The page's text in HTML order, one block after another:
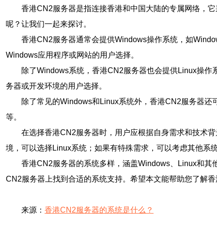
香港CN2服务器是指连接香港和中国大陆的专属网络，
呢？让我们一起来探讨。
香港CN2服务器通常会提供Windows操作系统，如
Windows应用程序或网站的用户选择。
除了Windows系统，香港CN2服务器也会提供Linux操
务器或开发环境的用户选择。
除了常见的Windows和Linux系统外，香港CN2服务器
等。
在选择香港CN2服务器时，用户应根据自身需求和技术
境，可以选择Linux系统；如果有特殊需求，可以考虑其他系
香港CN2服务器的系统多样，涵盖Windows、Linux和
CN2服务器上找到合适的系统支持。希望本文能帮助您了解
来源： 香港CN2服务器的系统是什么？